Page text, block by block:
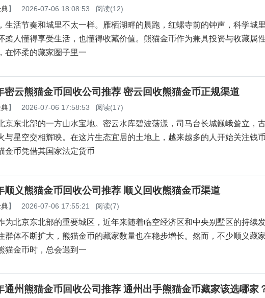
】 2026-07-06 18:08:53 阅读(12)
生活节奏和城里不太一样。雁栖湖畔的晨跑，红螺寺前的钟声，科学城
人懂得享受生活，也懂得收藏价值。熊猫金币作为兼具投资与收藏属
在怀柔的藏家圈子里一
密云熊猫金币回收公司推荐 密云回收熊猫金币正规渠道
】 2026-07-06 17:58:53 阅读(17)
京东北部的一方山水宝地。密云水库碧波荡漾，司马台长城巍峨耸立，
与星空交相辉映。在这片生态宜居的土地上，越来越多的人开始关注钱
金币凭借其国家法定货币
顺义熊猫金币回收公司推荐 顺义回收熊猫金币渠道
】 2026-07-06 17:55:21 阅读(7)
为北京东北部的重要城区，近年来随着临空经济区和中央别墅区的持续发
群体不断扩大，熊猫金币的藏家数量也在稳步增长。然而，不少顺义藏
猫金币时，总会遇到一
通州熊猫金币回收公司推荐 通州出手熊猫金币藏家该选哪家